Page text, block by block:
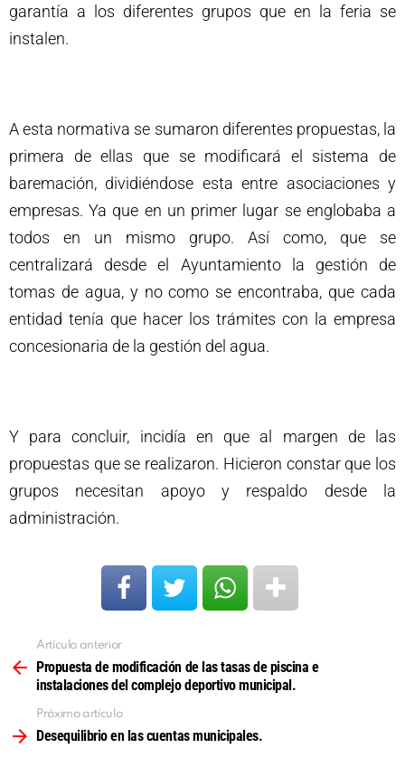
garantía a los diferentes grupos que en la feria se
instalen.
A esta normativa se sumaron diferentes propuestas, la
primera de ellas que se modificará el sistema de
baremación, dividiéndose esta entre asociaciones y
empresas. Ya que en un primer lugar se englobaba a
todos en un mismo grupo. Así como, que se
centralizará desde el Ayuntamiento la gestión de
tomas de agua, y no como se encontraba, que cada
entidad tenía que hacer los trámites con la empresa
concesionaria de la gestión del agua.
Y para concluir, incidía en que al margen de las
propuestas que se realizaron. Hicieron constar que los
grupos necesitan apoyo y respaldo desde la
administración.
más
Artículo anterior
Propuesta de modificación de las tasas de piscina e
instalaciones del complejo deportivo municipal.
Próximo artículo
Desequilibrio en las cuentas municipales.